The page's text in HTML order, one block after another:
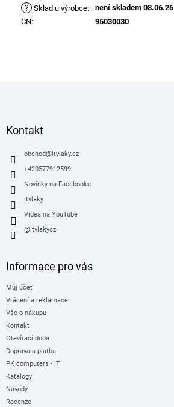
? Sklad u výrobce:
není skladem 08.06.26
CN: 95030030
Kontakt
obchod@itvlaky.cz
+420577912599
Novinky na Facebooku
itvlaky
Videa na YouTube
@itvlakycz
Informace pro vás
Můj účet
Vrácení a reklamace
Vše o nákupu
Kontakt
Otevírací doba
Doprava a platba
PK computers - IT
Katalogy
Návody
Recenze